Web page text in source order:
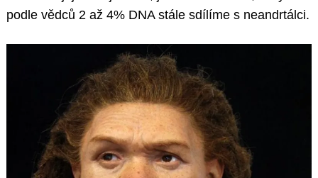
podle vědců 2 až 4% DNA stále sdílíme s neandrtálci.